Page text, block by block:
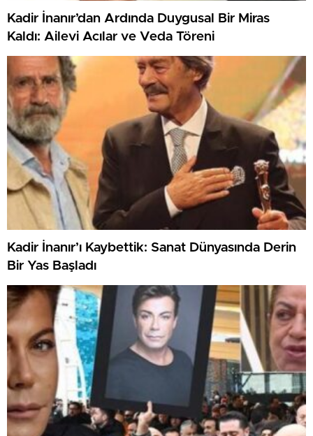
Kadir İnanır’dan Ardında Duygusal Bir Miras
Kaldı: Ailevi Acılar ve Veda Töreni
Kadir İnanır’ı Kaybettik: Sanat Dünyasında Derin
Bir Yas Başladı